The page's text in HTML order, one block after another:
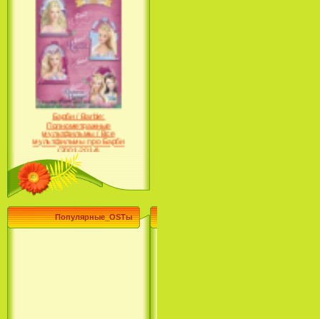
Барби / Barbie:
Полнометражные
мультфильмы / Все
мультфильмы про Барби
(2001-2014)
Популярные_OSTы